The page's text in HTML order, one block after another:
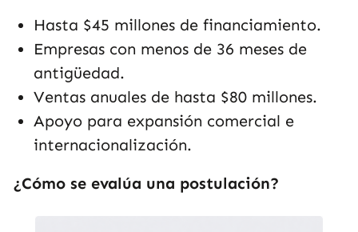
Hasta $45 millones de financiamiento.
Empresas con menos de 36 meses de
antigüedad.
Ventas anuales de hasta $80 millones.
Apoyo para expansión comercial e
internacionalización.
¿Cómo se evalúa una postulación?